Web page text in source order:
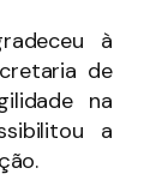
à
de
na
a